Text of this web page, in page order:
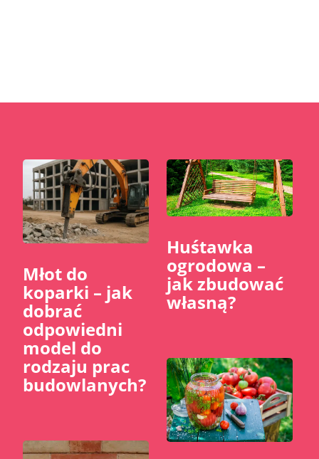
Młot do
koparki – jak
dobrać
odpowiedni
model do
rodzaju prac
budowlanych?
Huśtawka
ogrodowa –
jak zbudować
własną?